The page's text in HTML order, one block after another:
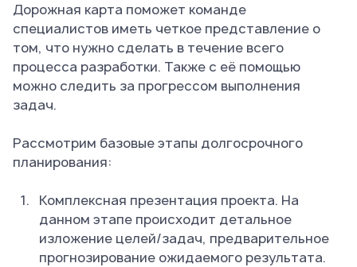
Дорожная карта поможет команде
специалистов иметь четкое представление о
том, что нужно сделать в течение всего
процесса разработки. Также с её помощью
можно следить за прогрессом выполнения
задач.
Рассмотрим базовые этапы долгосрочного
планирования:
Комплексная презентация проекта. На
данном этапе происходит детальное
изложение целей/задач, предварительное
прогнозирование ожидаемого результата.